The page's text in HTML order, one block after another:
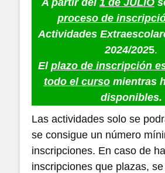
A partir del 1 de JULIO
proceso de
Actividades
2024/2025.
El plazo de inscripción
todo el cursomientras
disponibles.
Las actividades solo se
se consigue un número
inscripciones. En caso de
inscripciones que plazas,